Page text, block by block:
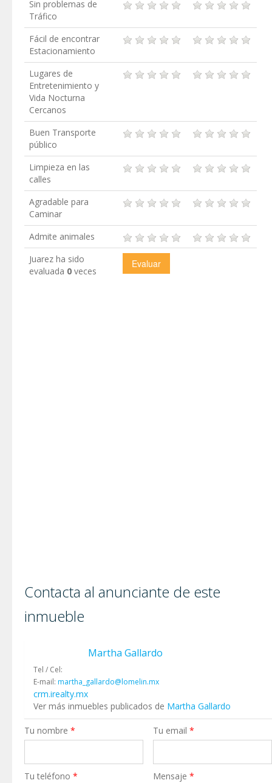
Sin problemas de
Tráfico
Fácil de encontrar
Estacionamiento
Lugares de
Entretenimiento y
Vida Nocturna
Cercanos
Buen Transporte
público
Limpieza en las
calles
Agradable para
Caminar
Admite animales
Juarez ha sido
evaluada 0 veces
Contacta al anunciante de este
inmueble
Martha Gallardo
Tel / Cel:
E-mail: martha_gallardo@lomelin.mx
crm.irealty.mx
Ver más inmuebles publicados de Martha Gallardo
Tu nombre * Tu email*
Tu teléfono * Mensaje*